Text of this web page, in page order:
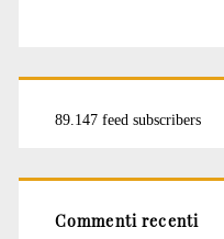
89.147 feed subscribers
Commenti recenti